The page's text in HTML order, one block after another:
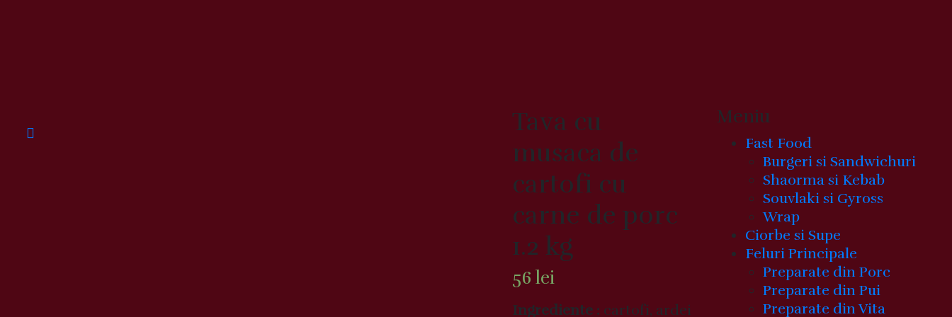
Tava cu
musaca de
cartofi cu
carne de porc
1.2 kg
56lei
Ingrediente : cartofi, ardei
Meniu
Fast Food
Burgeri si Sandwichuri
Shaorma si Kebab
Souvlaki si Gyross
Wrap
Ciorbe si Supe
Feluri Principale
Preparate din Porc
Preparate din Pui
Preparate din Vita